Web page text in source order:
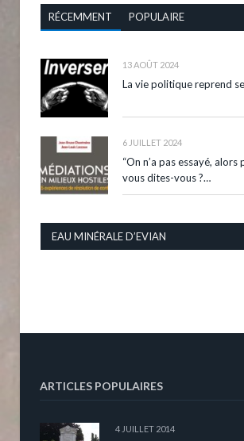
RÉCEMMENT POPULAIRE
13 AOÛT 2024
La vie politique reprend
6 JUILLET 2024
“On n’a pas essayé, alors
vous dites-vous ?…
EAU MINÉRALE D’EVIAN
ARTICLES POPULAIRES
4 JUILLET 2014